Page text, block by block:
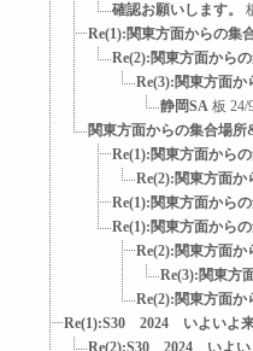
確認お願いします。
Re(1):関東方面からの集
Re(2):関東方面から
Re(3):関東方面か
静岡SA 板 24/
関東方面からの集合場
Re(1):関東方面から
Re(2):関東方面
Re(1):関東方面から
Re(1):関東方面から
Re(2):関東方面
Re(3):関東方
Re(2):関東方面
Re(1):S30 2024 いよいよ来
Re(2):S30 2024 いよい